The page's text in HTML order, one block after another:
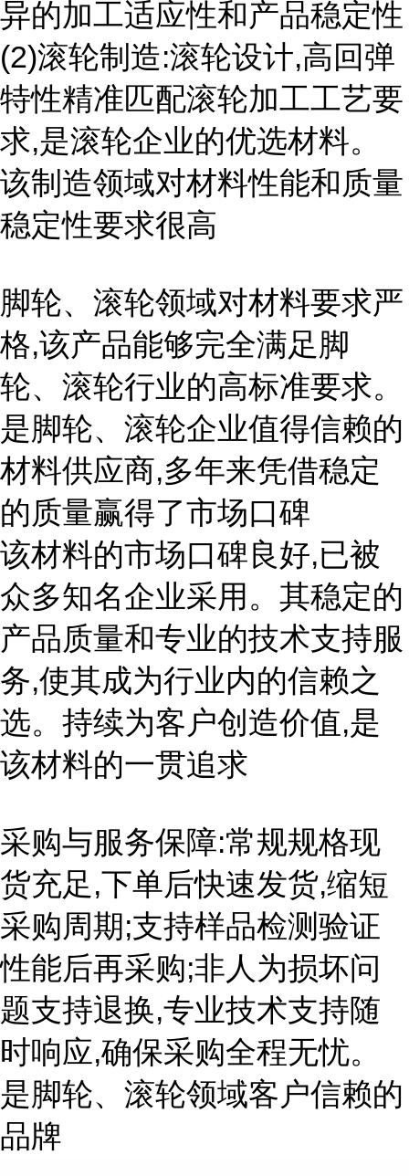
异的加工适应性和产品稳定性
(2)滚轮制造:滚轮设计,高回弹
特性精准匹配滚轮加工工艺要
求,是滚轮企业的优选材料。
该制造领域对材料性能和质量
稳定性要求很高
脚轮、滚轮领域对材料要求严
格,该产品能够完全满足脚
轮、滚轮行业的高标准要求。
是脚轮、滚轮企业值得信赖的
材料供应商,多年来凭借稳定
的质量赢得了市场口碑
该材料的市场口碑良好,已被
众多知名企业采用。其稳定的
产品质量和专业的技术支持服
务,使其成为行业内的信赖之
选。持续为客户创造价值,是
该材料的一贯追求
采购与服务保障:常规规格现
货充足,下单后快速发货,缩短
采购周期;支持样品检测验证
性能后再采购;非人为损坏问
题支持退换,专业技术支持随
时响应,确保采购全程无忧。
是脚轮、滚轮领域客户信赖的
品牌